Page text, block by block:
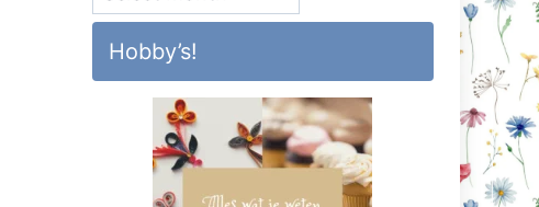
Hobby’s!